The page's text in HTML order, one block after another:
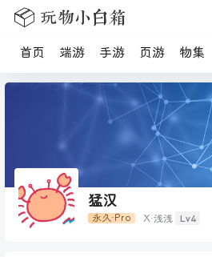
首页 端游 手游 页游 物集
猛汉
永久·Pro X·浅浅 Lv4